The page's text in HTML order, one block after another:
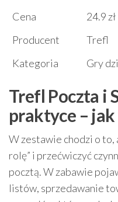
Cena
24.9 zł
Producent
Trefl
Kategoria
Gry
Trefl Poczta i
praktyce –
W zestawie chodzi o to,
rolę” i przećwiczyć
pocztą. W zabawie
listów, sprzedawanie